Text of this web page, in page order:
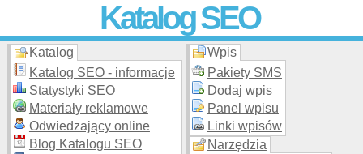
Katalog SEO
Skuteczna i promocja stron WWW –
moderowanego katalogu za darmo!
Katalog
Katalog SEO - informacje
Statystyki SEO
Materiały reklamowe
Odwiedzający online
Blog Katalogu SEO
Wpis
Pakiety SMS
Dodaj wpis
Panel wpisu
Linki wpisów
Narzędzia